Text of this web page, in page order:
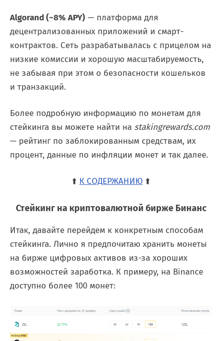
Algorand (~8% APY) — платформа для
децентрализованных приложений и смарт-
контрактов. Сеть разрабатывалась с прицелом на
низкие комиссии и хорошую масштабируемость,
не забывая при этом о безопасности кошельков
и транзакций.
Более подробную информацию по монетам для
стейкинга вы можете найти на stakingrewards.com
— рейтинг по заблокированным средствам, их
процент, данные по инфляции монет и так далее.
⬆️ К СОДЕРЖАНИЮ ⬆️
Стейкинг на криптовалютной бирже Бинанс
Итак, давайте перейдем к конкретным способам
стейкинга. Лично я предпочитаю хранить монеты
на бирже цифровых активов из-за хороших
возможностей заработка. К примеру, на Binance
доступно более 100 монет: